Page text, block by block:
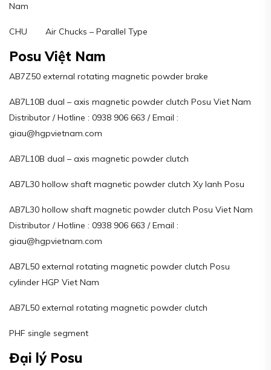
Nam
CHU Air Chucks – Parallel Type
Posu Việt Nam
AB7Z50 external rotating magnetic powder brake
AB7L10B dual – axis magnetic powder clutch Posu Viet Nam
Distributor / Hotline : 0938 906 663 / Email :
giau@hgpvietnam.com
AB7L10B dual – axis magnetic powder clutch
AB7L30 hollow shaft magnetic powder clutch Xy lanh Posu
AB7L30 hollow shaft magnetic powder clutch Posu Viet Nam
Distributor / Hotline : 0938 906 663 / Email :
giau@hgpvietnam.com
AB7L50 external rotating magnetic powder clutch Posu
cylinder HGP Viet Nam
AB7L50 external rotating magnetic powder clutch
PHF single segment
Đại lý Posu